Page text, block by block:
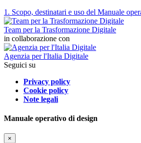
1. Scopo, destinatari e uso del Manuale
Team per la Trasformazione Digitale
in collaborazione con
Agenzia per l'Italia Digitale
Seguici su
Privacy policy
Cookie policy
Note legali
Manuale operativo di design
×